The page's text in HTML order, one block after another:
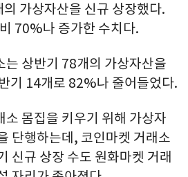
가상자산을 신규 상장했다.
70%나 증가한 수치다.
는 상반기 78개의 가상자산을
기 14개로 82%나 줄어들었다.
소 몸집을 키우기 위해 가상자
단행하는데, 코인마켓 거래소
신규 상장 수도 원화마켓 거래